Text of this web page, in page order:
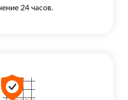
24 часов.